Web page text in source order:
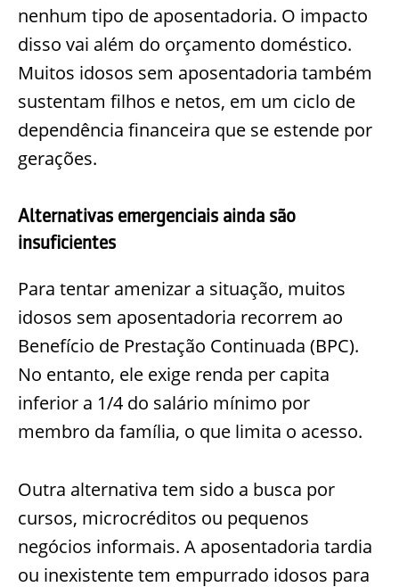
nenhum tipo de aposentadoria. O impacto
disso vai além do orçamento doméstico.
Muitos idosos sem aposentadoria também
sustentam filhos e netos, em um ciclo de
dependência financeira que se estende por
gerações.
Alternativas emergenciais ainda são
insuficientes
Para tentar amenizar a situação, muitos
idosos sem aposentadoria recorrem ao
Benefício de Prestação Continuada (BPC).
No entanto, ele exige renda per capita
inferior a 1/4 do salário mínimo por
membro da família, o que limita o acesso.
Outra alternativa tem sido a busca por
cursos, microcréditos ou pequenos
negócios informais. A aposentadoria tardia
ou inexistente tem empurrado idosos para